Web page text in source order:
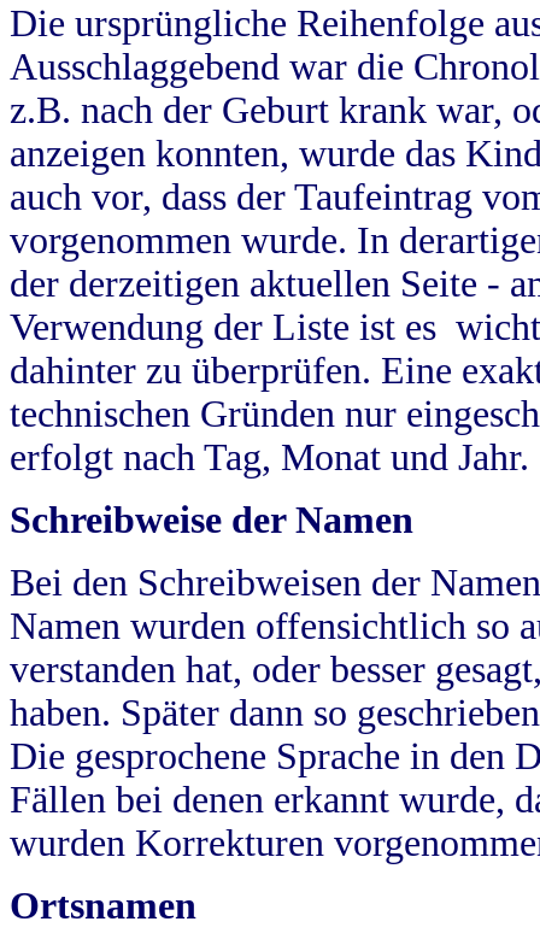
Die ursprüngliche Reihenfolge
Ausschlaggebend war die
z.B. nach der Geburt krank war,
anzeigen konnten, wurde das
auch vor, dass der Taufeintrag
vorgenommen wurde. In
der derzeitigen aktuellen Seite -
Verwendung der Liste ist es
dahinter zu überprüfen. Eine
technischen Gründen nur
erfolgt nach Tag, Monat und Jahr.
Schreibweise der Namen
Bei den Schreibweisen der
Namen wurden offensichtlich so
verstanden hat, oder besser
haben. Später dann so
Die gesprochene Sprache in
Fällen bei denen erkannt wurde,
wurden Korrekturen
Ortsnamen